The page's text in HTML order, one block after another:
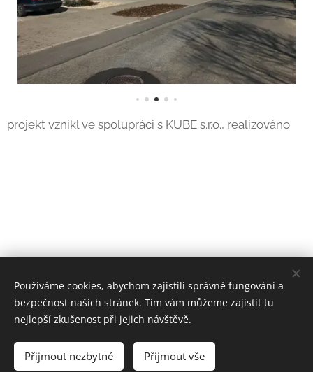
projekt vznikl ve spolupráci s KUBE s.r.o., realizováno
Cookies
Používáme cookies, abychom zajistili správné fungování a
bezpečnost našich stránek. Tím vám můžeme zajistit tu
nejlepší zkušenost při jejich návštěvě.
Přijmout nezbytné Přijmout vše